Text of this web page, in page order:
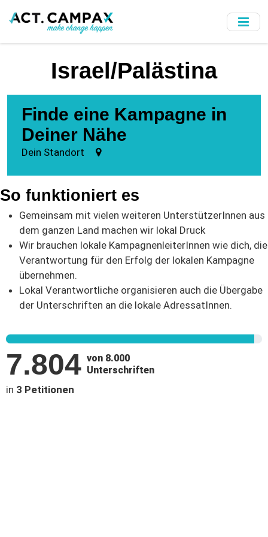
to
Israel/Palästina
Finde eine Kampagne in
Deiner Nähe
Dein Standort
So funktioniert es
Gemeinsam mit vielen weiteren UnterstützerInnen aus
dem ganzen Land machen wir lokal Druck
Wir brauchen lokale KampagnenleiterInnen wie dich, die
Verantwortung für den Erfolg der lokalen Kampagne
übernehmen.
Lokal Verantwortliche organisieren auch die Übergabe
der Unterschriften an die lokale AdressatInnen.
7.804 von 8.000
Unterschriften
in 3 Petitionen